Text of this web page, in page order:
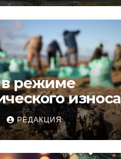
в режиме
износа
РЕДАКЦИЯ